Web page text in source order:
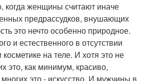
когда женщины считают иначе
предрассудков, внушающих
это нечто особенно природное.
и естественного в отсутствии
на теле. И хотя это не
это, как минимум, красиво,